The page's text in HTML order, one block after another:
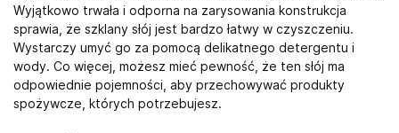
Wyjątkowo trwała i odporna na zarysowania konstrukcja
sprawia, że szklany słój jest bardzo łatwy w czyszczeniu.
Wystarczy umyć go za pomocą delikatnego detergentu i
wody. Co więcej, możesz mieć pewność, że ten słój ma
odpowiednie pojemności, aby przechowywać produkty
spożywcze, których potrzebujesz.